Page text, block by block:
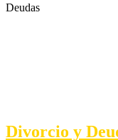
Deudas
Divorcio y